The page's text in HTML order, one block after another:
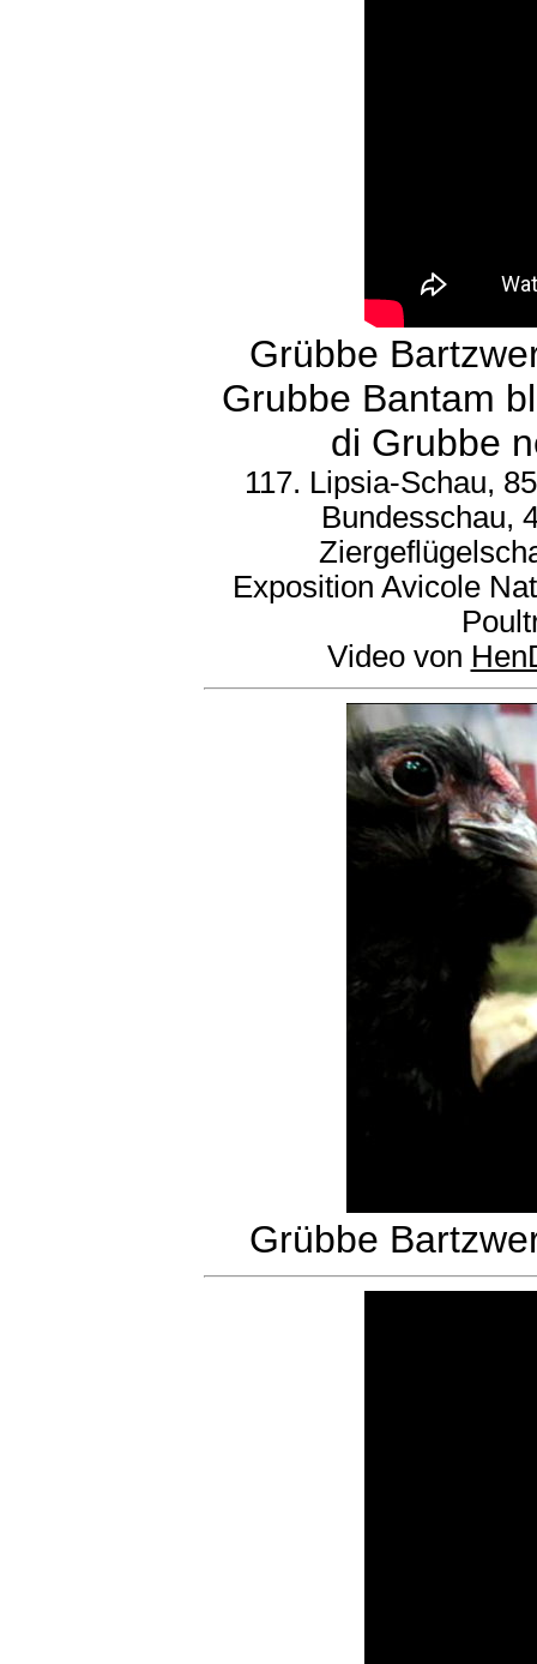
Grübbe
Grubbe Bantam
di Grubbe
117. Lipsia-Schau,
Bundesschau,
Exposition Avicole
Video von
Grübbe